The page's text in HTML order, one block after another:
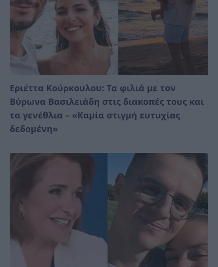
Εριέττα Κούρκουλου: Τα φιλιά με τον
Βύρωνα Βασιλειάδη στις διακοπές τους και
τα γενέθλια – «Καμία στιγμή ευτυχίας
δεδομένη»